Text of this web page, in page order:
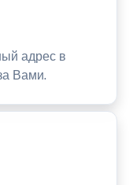
адрес в
Вами.